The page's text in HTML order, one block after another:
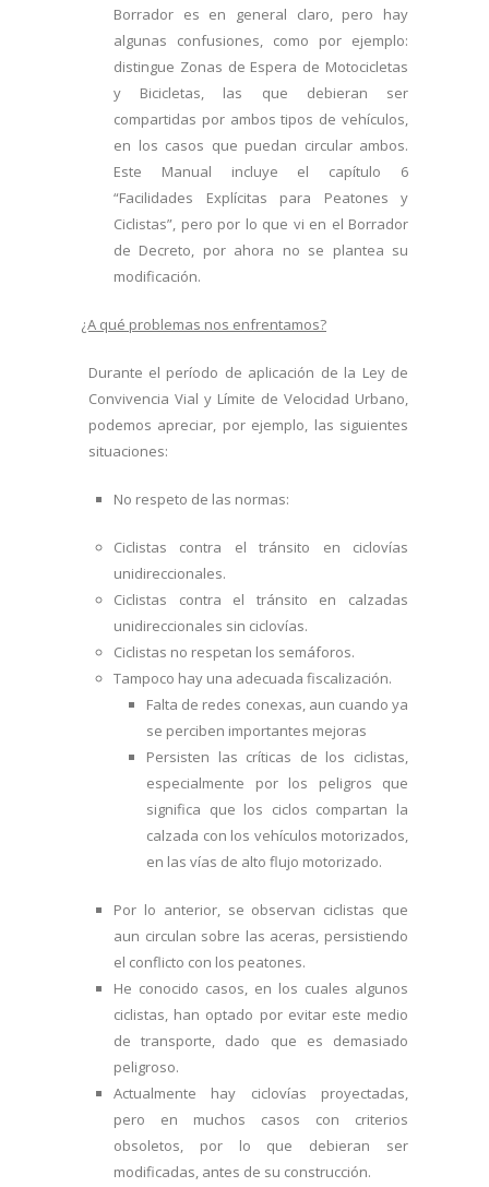
Borrador es en general claro, pero hay
algunas confusiones, como por ejemplo:
distingue Zonas de Espera de Motocicletas
y Bicicletas, las que debieran ser
compartidas por ambos tipos de vehículos,
en los casos que puedan circular ambos.
Este Manual incluye el capítulo 6
“Facilidades Explícitas para Peatones y
Ciclistas”, pero por lo que vi en el Borrador
de Decreto, por ahora no se plantea su
modificación.
¿A qué problemas nos enfrentamos?
Durante el período de aplicación de la Ley de
Convivencia Vial y Límite de Velocidad Urbano,
podemos apreciar, por ejemplo, las siguientes
situaciones:
No respeto de las normas:
Ciclistas contra el tránsito en ciclovías
unidireccionales.
Ciclistas contra el tránsito en calzadas
unidireccionales sin ciclovías.
Ciclistas no respetan los semáforos.
Tampoco hay una adecuada fiscalización.
Falta de redes conexas, aun cuando ya
se perciben importantes mejoras
Persisten las críticas de los ciclistas,
especialmente por los peligros que
significa que los ciclos compartan la
calzada con los vehículos motorizados,
en las vías de alto flujo motorizado.
Por lo anterior, se observan ciclistas que
aun circulan sobre las aceras, persistiendo
el conflicto con los peatones.
He conocido casos, en los cuales algunos
ciclistas, han optado por evitar este medio
de transporte, dado que es demasiado
peligroso.
Actualmente hay ciclovías proyectadas,
pero en muchos casos con criterios
obsoletos, por lo que debieran ser
modificadas, antes de su construcción.